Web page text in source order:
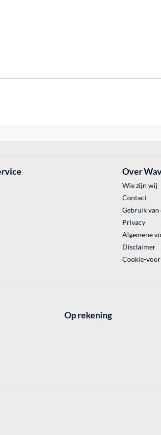
Over
Wie zijn wij
Contact
Gebruik van
Privacy
Algemene
Disclaimer
Cookie-
Op rekening